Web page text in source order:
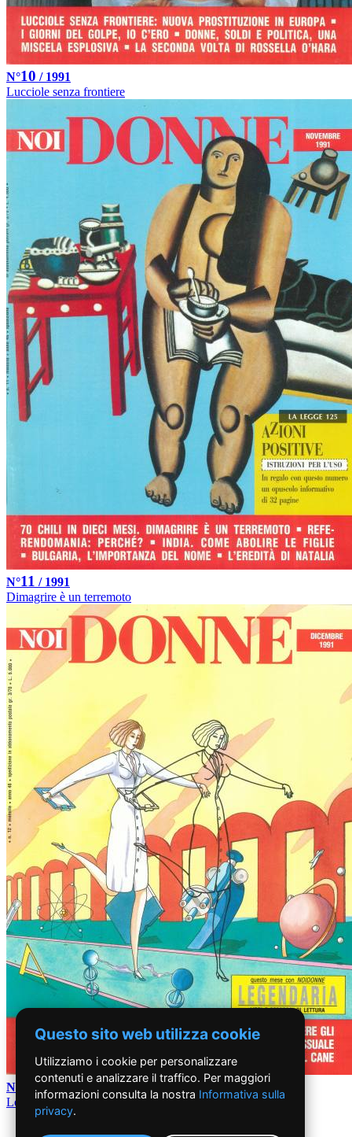
N°10 / 1991
Lucciole senza frontiere
N°11 / 1991
Dimagrire è un terremoto
N° 12/ 1991
Le giovani scienziate
Questo sito web utilizza cookie
Utilizziamo i cookie per personalizzare
contenuti e analizzare il traffico. Per maggiori
informazioni consulta la nostra Informativa sulla
privacy.